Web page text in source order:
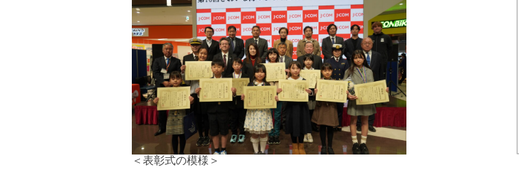
＜表彰式の模様＞